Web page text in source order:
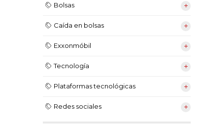
Bolsas
Caída en bolsas
Exxonmóbil
Tecnología
Plataformas tecnológicas
Redes sociales